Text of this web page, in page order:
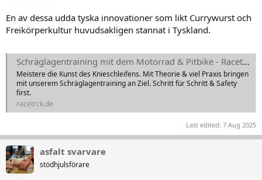
En av dessa udda tyska innovationer som likt Currywurst och
Freikörperkultur huvudsakligen stannat i Tyskland.
Schräglagentraining mit dem Motorrad & Pitbike - Racetrck
Meistere die Kunst des Knieschleifens. Mit Theorie & viel Praxis bringen
mit unserem Schräglagentraining an Ziel. Schritt für Schritt & Safety
first.
racetrck.de
Last edited: 7 Aug 2025
asfalt svarvare
stödhjulsförare